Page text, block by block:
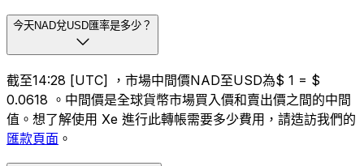
今天NAD兌USD匯率是多少？
截至14:28 [UTC] ，市場中間價NAD至USD為$ 1 = $
0.0618 。中間價是全球貨幣市場買入價和賣出價之間的中間
值。想了解使用 Xe 進行此轉帳需要多少費用，請造訪我們的
匯款頁面 。